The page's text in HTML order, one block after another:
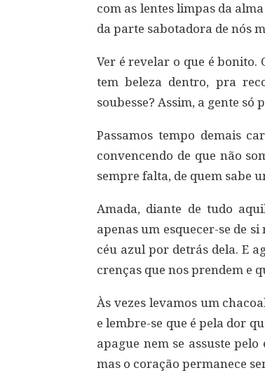
com as lentes limpas da
da parte sabotadora de nós
Ver é revelar o que é bonito.
tem beleza dentro, pra
soubesse? Assim, a gente só
Passamos tempo demais
convencendo de que não
sempre falta, de quem sabe
Amada, diante de tudo
apenas um esquecer-se de
céu azul por detrás dela. E
crenças que nos prendem e
Às vezes levamos um
e lembre-se que é pela dor
apague nem se assuste
mas o coração permanece